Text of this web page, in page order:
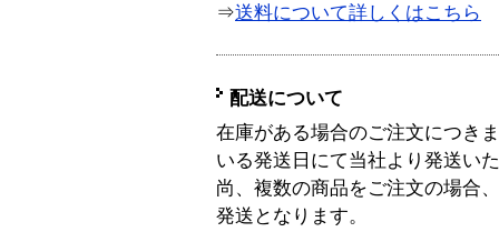
⇒送料について詳しくはこちら
配送について
在庫がある場合のご注文につき
いる発送日にて当社より発送い
尚、複数の商品をご注文の場合
発送となります。